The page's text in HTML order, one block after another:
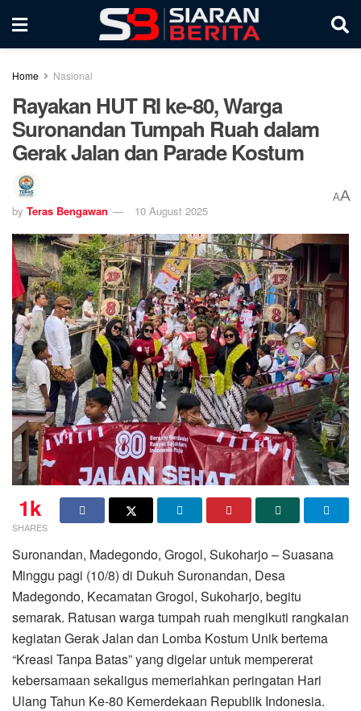
Home Nasional
Rayakan HUT RI ke-80, Warga
Suronandan Tumpah Ruah dalam
Gerak Jalan dan Parade Kostum
by Teras Bengawan 10 August 2025
AA
1k
SHARES
Suronandan, Madegondo, Grogol, Sukoharjo – Suasana
Minggu pagi (10/8) di Dukuh Suronandan, Desa
Madegondo, Kecamatan Grogol, Sukoharjo, begitu
semarak. Ratusan warga tumpah ruah mengikuti rangkaian
kegiatan Gerak Jalan dan Lomba Kostum Unik bertema
“Kreasi Tanpa Batas” yang digelar untuk mempererat
kebersamaan sekaligus memeriahkan peringatan Hari
Ulang Tahun Ke-80 Kemerdekaan Republik Indonesia.